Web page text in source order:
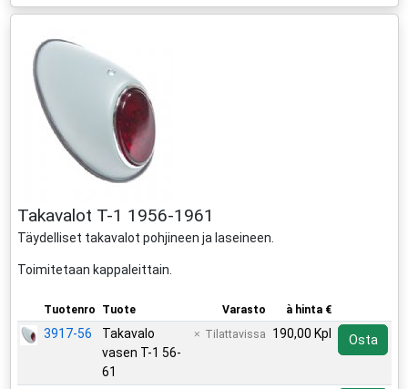
Takavalot T-1 1956-1961
Täydelliset takavalot pohjineen ja laseineen.
Toimitetaan kappaleittain.
Tuotenro Tuote Varasto à hinta €
3917-56
Takavalo
vasen T-1 56-
61
Tilattavissa 190,00 Kpl Osta